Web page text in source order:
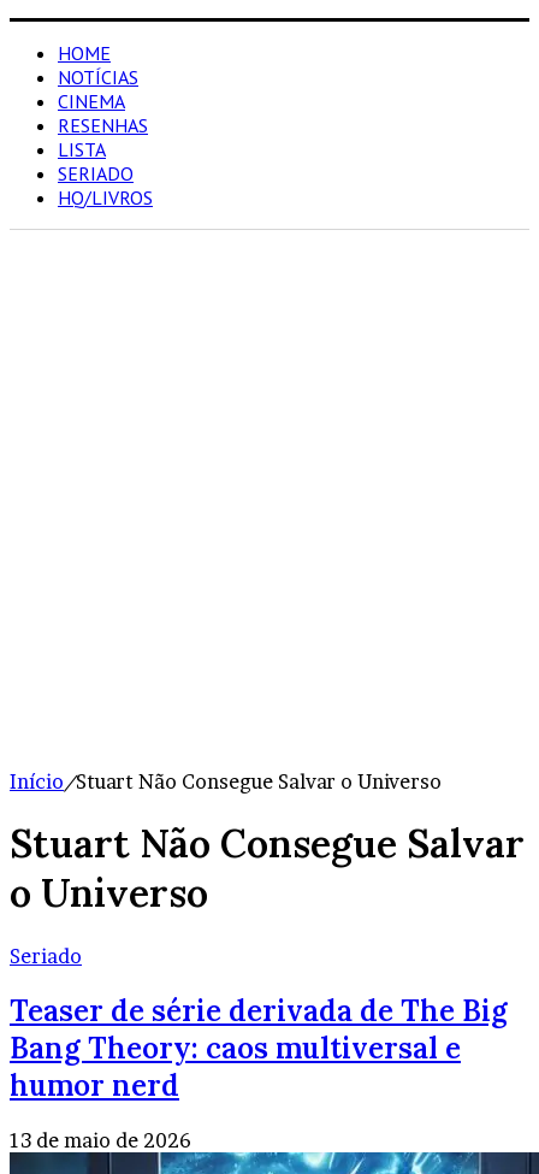
HOME
NOTÍCIAS
CINEMA
RESENHAS
LISTA
SERIADO
HQ/LIVROS
Início/Stuart Não Consegue Salvar o Universo
Stuart Não Consegue Salvar
o Universo
Seriado
Teaser de série derivada de The Big
Bang Theory: caos multiversal e
humor nerd
13 de maio de 2026